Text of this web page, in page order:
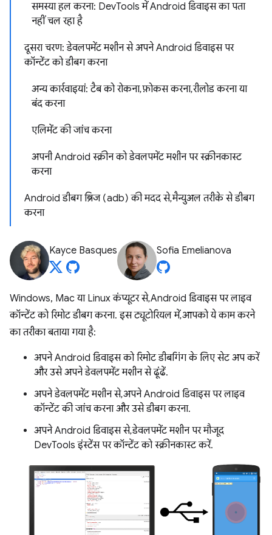
समस्या हल करना: DevTools में Android डिवाइस का पता
नहीं चल रहा है
दूसरा चरण: डेवलपमेंट मशीन से अपने Android डिवाइस पर
कॉन्टेंट को डीबग करना
अन्य कार्रवाइयां: टैब को रोकना, फ़ोकस करना, रीलोड करना या
बंद करना
एलिमेंट की जांच करना
अपनी Android स्क्रीन को डेवलपमेंट मशीन पर स्क्रीनकास्ट
करना
Android डीबग ब्रिज (adb) की मदद से, मैन्युअल तरीके से डीबग
करना
Kayce Basques Sofia Emelianova
Windows, Mac या Linux कंप्यूटर से, Android डिवाइस पर लाइव
कॉन्टेंट को रिमोट डीबग करना. इस ट्यूटोरियल में, आपको ये काम करने
का तरीका बताया गया है:
अपने Android डिवाइस को रिमोट डीबगिंग के लिए सेट अप करें
और उसे अपने डेवलपमेंट मशीन से ढूंढें.
अपने डेवलपमेंट मशीन से, अपने Android डिवाइस पर लाइव
कॉन्टेंट की जांच करना और उसे डीबग करना.
अपने Android डिवाइस से, डेवलपमेंट मशीन पर मौजूद
DevTools इंस्टेंस पर कॉन्टेंट को स्क्रीनकास्ट करें.